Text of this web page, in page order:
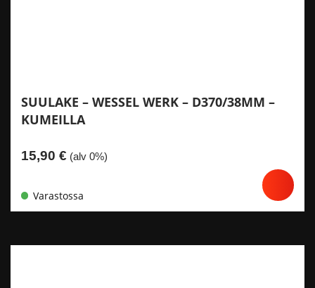
SUULAKE – WESSEL WERK – D370/38MM –
KUMEILLA
15,90 € (alv 0%)
Varastossa